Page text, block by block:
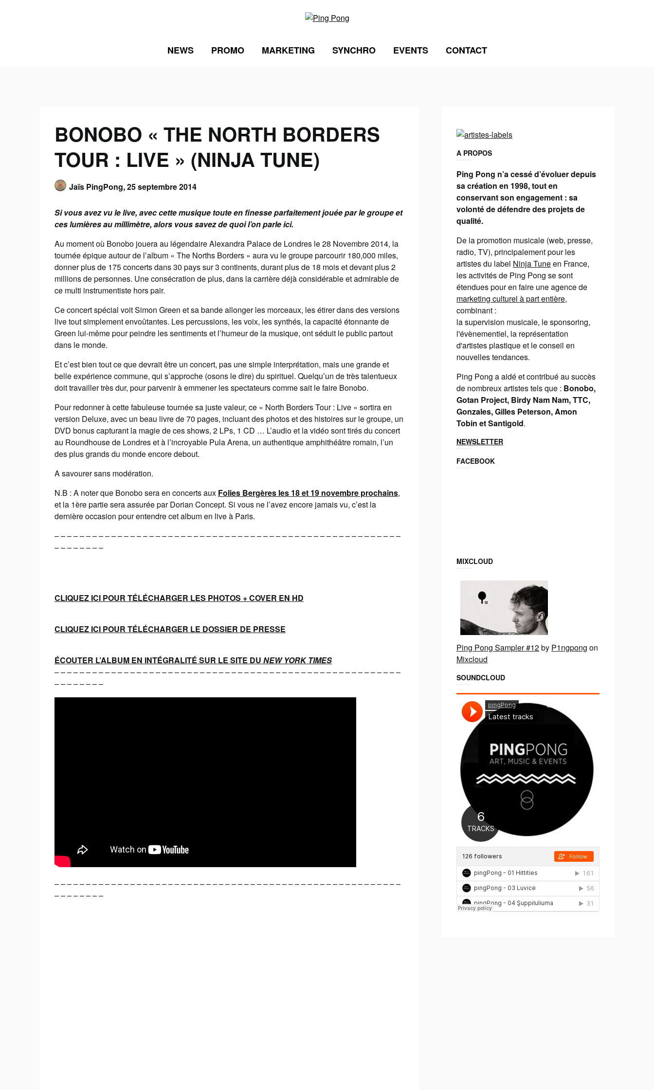
NEWS PROMO MARKETING SYNCHRO EVENTS CONTACT
BONOBO « THE NORTH BORDERS
TOUR : LIVE » (NINJA TUNE)
Jaïs PingPong,25 septembre 2014
Si vous avez vu le live, avec cette musique toute en finesse parfaitement jouée par le groupe et
ces lumières au millimètre, alors vous savez de quoi l’on parle ici.
Au moment où Bonobo jouera au légendaire Alexandra Palace de Londres le 28 Novembre 2014, la
tournée épique autour de l’album « The Norths Borders » aura vu le groupe parcourir 180,000 miles,
donner plus de 175 concerts dans 30 pays sur 3 continents, durant plus de 18 mois et devant plus 2
millions de personnes. Une consécration de plus, dans la carrière déjà considérable et admirable de
ce multi instrumentiste hors pair.
Ce concert spécial voit Simon Green et sa bande allonger les morceaux, les étirer dans des versions
live tout simplement envoûtantes. Les percussions, les voix, les synthés, la capacité étonnante de
Green lui-même pour peindre les sentiments et l’humeur de la musique, ont séduit le public partout
dans le monde.
Et c’est bien tout ce que devrait être un concert, pas une simple interprétation, mais une grande et
belle expérience commune, qui s’approche (osons le dire) du spirituel. Quelqu’un de très talentueux
doit travailler très dur, pour parvenir à emmener les spectateurs comme sait le faire Bonobo.
Pour redonner à cette fabuleuse tournée sa juste valeur, ce « North Borders Tour : Live » sortira en
version Deluxe, avec un beau livre de 70 pages, incluant des photos et des histoires sur le groupe, un
DVD bonus capturant la magie de ces shows, 2 LPs, 1 CD … L’audio et la vidéo sont tirés du concert
au Roundhouse de Londres et à l’incroyable Pula Arena, un authentique amphithéâtre romain, l’un
des plus grands du monde encore debout.
A savourer sans modération.
N.B : A noter que Bonobo sera en concerts aux Folies Bergères les 18 et 19 novembre prochains,
et la 1ère partie sera assurée par Dorian Concept. Si vous ne l’avez encore jamais vu, c’est la
dernière occasion pour entendre cet album en live à Paris.
– – – – – – – – – – – – – – – – – – – – – – – – – – – – – – – – – – – – – – – – – – – – – – – – – – – – – – –
– – – – – – – –
CLIQUEZ ICI POUR TÉLÉCHARGER LES PHOTOS + COVER EN HD
CLIQUEZ ICI POUR TÉLÉCHARGER LE DOSSIER DE PRESSE
ÉCOUTER L’ALBUM EN INTÉGRALITÉ SUR LE SITE DU NEW YORK TIMES
– – – – – – – – – – – – – – – – – – – – – – – – – – – – – – – – – – – – – – – – – – – – – – – – – – – – – – –
– – – – – – – –
– – – – – – – – – – – – – – – – – – – – – – – – – – – – – – – – – – – – – – – – – – – – – – – – – – – – – – –
– – – – – – – –
A PROPOS
Ping Pong n’a cessé d’évoluer depuis
sa création en 1998, tout en
conservant son engagement : sa
volonté de défendre des projets de
qualité.
De la promotion musicale (web, presse,
radio, TV), principalement pour les
artistes du label Ninja Tuneen France,
les activités de Ping Pong se sont
étendues pour en faire une agence de
marketing culturel à part entière,
combinant :
la supervision musicale, le sponsoring,
l'évènementiel, la représentation
d'artistes plastique et le conseil en
nouvelles tendances.
Ping Pong a aidé et contribué au succès
de nombreux artistes tels que : Bonobo,
Gotan Project, Birdy Nam Nam, TTC,
Gonzales, Gilles Peterson, Amon
Tobin et Santigold.
NEWSLETTER
FACEBOOK
MIXCLOUD
Ping Pong Sampler #12by P1ngpong on
Mixcloud
SOUNDCLOUD